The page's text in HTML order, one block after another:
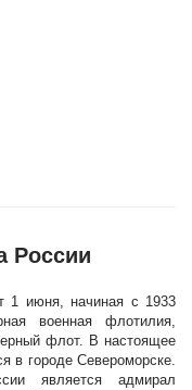
России
1 июня, начиная с 1933
военная флотилия,
флот. В настоящее
в городе Североморске.
является адмирал